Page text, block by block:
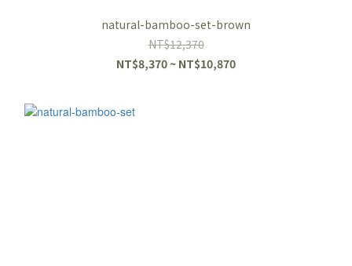
natural-bamboo-set-brown
NT$12,370
NT$8,370 ~ NT$10,870